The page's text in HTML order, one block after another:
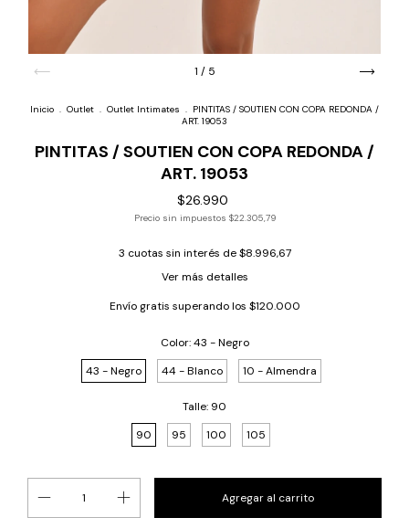
1 / 5
Inicio . Outlet . Outlet Intimates . PINTITAS / SOUTIEN CON COPA REDONDA /
ART. 19053
PINTITAS / SOUTIEN CON COPA REDONDA /
ART. 19053
$26.990
Precio sin impuestos $22.305,79
3 cuotas sin interés de$8.996,67
Ver más detalles
Envío gratis superando los $120.000
Color:43 - Negro
43 - Negro
44 - Blanco 10 - Almendra
Talle: 90
90
95 100 105